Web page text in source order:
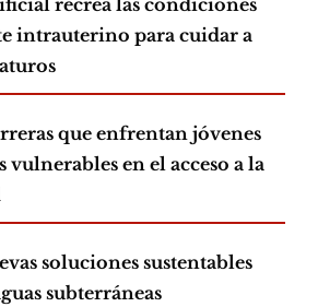
recrea las condiciones
intrauterino para cuidar a
que enfrentan jóvenes
vulnerables en el acceso a la
soluciones sustentables
subterráneas